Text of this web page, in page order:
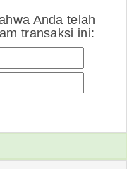
Anda telah
transaksi ini: